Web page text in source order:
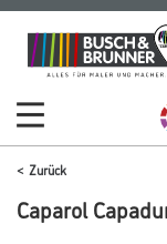
Zum
Inhalt
Zum
Navigationsmenü
Zurück
Caparol